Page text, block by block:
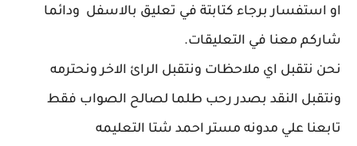
او استفسار برجاء كتابتة في تعليق بالاسفل ودائما
شاركم معنا في التعليقات.
نحن نتقبل اي ملاحظات ونتقبل الرائ الاخر ونحترمه
ونتقبل النقد بصدر رحب طلما لصالح الصواب فقط
تابعنا علي مدونه مستر احمد شتا التعليمه